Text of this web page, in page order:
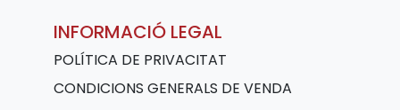
INFORMACIÓ LEGAL
POLÍTICA DE PRIVACITAT
CONDICIONS GENERALS DE VENDA